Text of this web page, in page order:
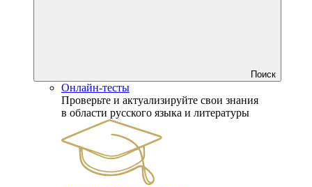
Поиск
Онлайн-тесты
Проверьте и актуализируйте свои знания
в области русского языка и литературы